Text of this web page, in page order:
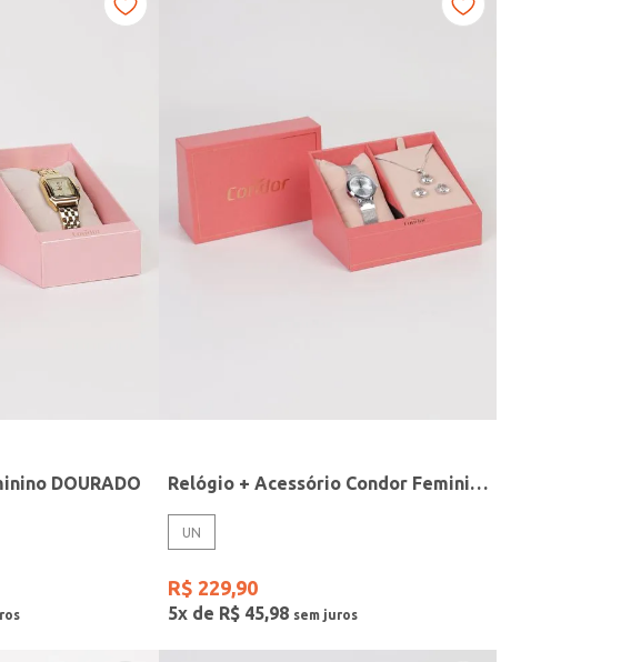
DOURADO Relógio + Acessório Condor Feminino PRATA
UN
R$ 229,90
5x de R$ 45,98